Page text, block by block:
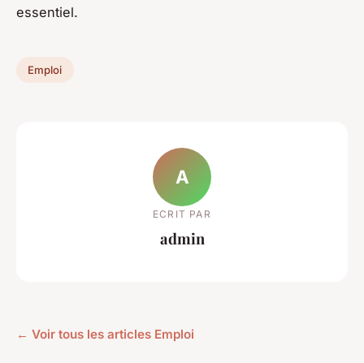
essentiel.
Emploi
A
ECRIT PAR
admin
← Voir tous les articles Emploi